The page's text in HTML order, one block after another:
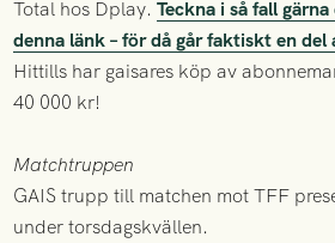
Total hos Dplay.Teckna i så fall
denna länk – för då går faktiskt en del
Hittills har gaisares köp av
40 000 kr!
Matchtruppen
GAIS trupp till matchen mot TFF
under torsdagskvällen.